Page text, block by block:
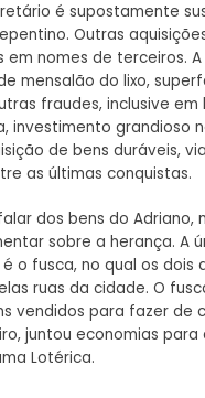
é supostamente
Outras
nomes de terceiros.
mensalão do lixo,
fraudes, inclusive em
investimento grandioso
de bens duráveis,
as últimas conquistas.
dos bens do Adriano,
sobre a herança. A
o fusca, no qual os dois
ruas da cidade. O
vendidos para fazer de
juntou economias para
Lotérica.